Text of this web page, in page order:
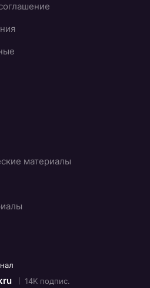
материалы
14K подпис.